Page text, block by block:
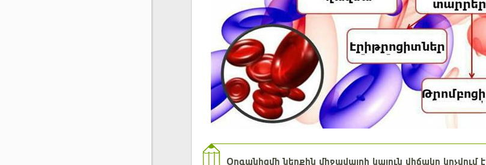
Օրգանիզմի ներքին միջավայրի կայուն վիճակը կոչվում է